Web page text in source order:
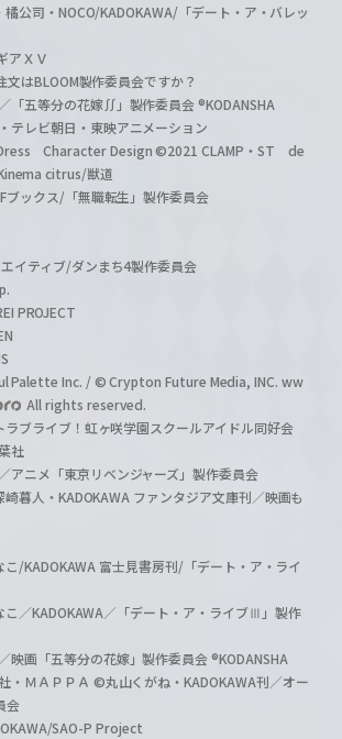
公司・NOCO/KADOKAWA/「デート・ア・バレッ
アＸＶ
はBLOOM製作委員会ですか？
「五等分の花嫁∬」製作委員会 ®KODANSHA
テレビ朝日・東映アニメーション
Character Design ©2021 CLAMP・ST de
citrus/獣道
ックス/「無職転生」製作委員会
イティブ/ダンまち4製作委員会
PROJECT
Palette Inc. / © Crypton Future Media, INC. ww
All rights reserved.
ブライブ！虹ヶ咲学園スクールアイドル同好会
社
アニメ「東京リベンジャーズ」製作委員会
暮人・KADOKAWA ファンタジア文庫刊／映画も
/KADOKAWA 富士見書房刊/「デート・ア・ライ
／KADOKAWA／「デート・ア・ライブⅢ」製作
映画「五等分の花嫁」製作委員会 ®KODANSHA
・ＭＡＰＰＡ ©丸山くがね・KADOKAWA刊／オー
会
SAO-P Project